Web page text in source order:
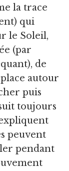
la trace
qui
le Soleil,
(par
de
autour
puis
toujours
peuvent
pendant